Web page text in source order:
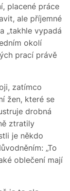
placené práce
ale příjemné
„takhle vypadá
okolí
prací právě
zatímco
žen, které se
drobná
ztratily
je někdo
„To
oblečení mají